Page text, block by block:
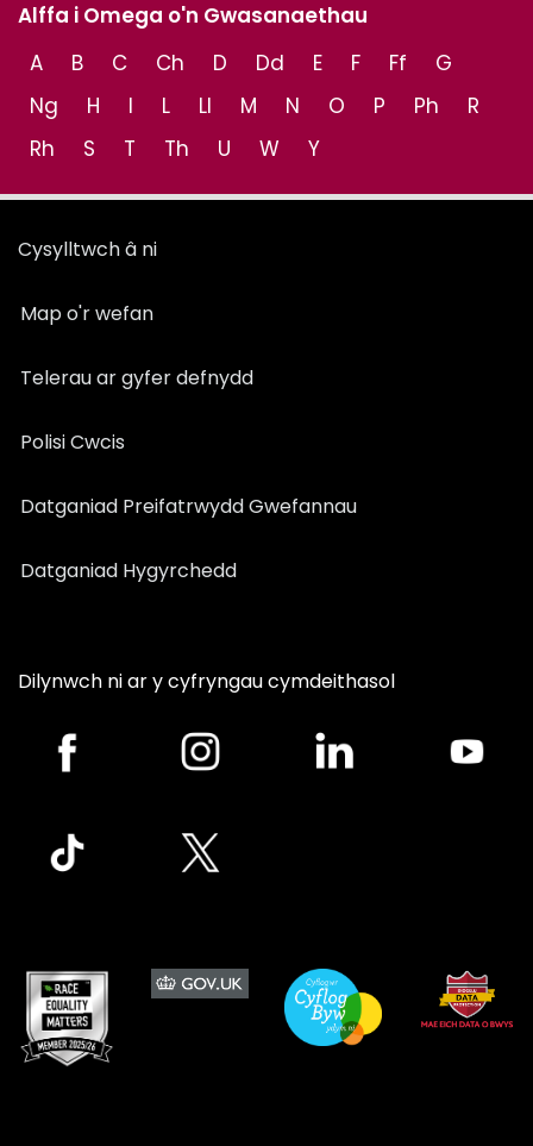
Alffa i Omega o'n Gwasanaethau
A
B C Ch D Dd E F Ff
G
Ng
H I L Ll M N O P Ph
R
Rh
S T Th U W Y
Cysylltwch â ni
Map o'r wefan
Telerau ar gyfer defnydd
Polisi Cwcis
Datganiad Preifatrwydd Gwefannau
Datganiad Hygyrchedd
Dilynwch ni ar y cyfryngau cymdeithasol